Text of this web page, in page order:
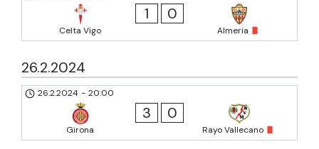
Celta Vigo
1 0
Almeria
26.2.2024
26.2.2024 - 20:00
Girona
3 0
Rayo Vallecano